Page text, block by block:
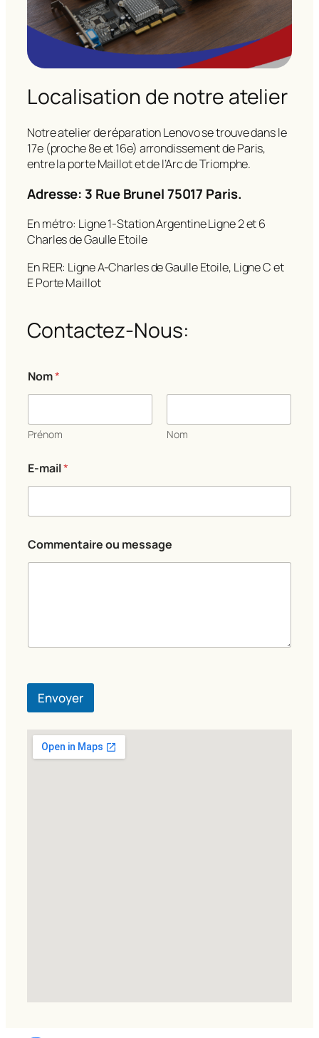
Localisation de notre atelier
Notre atelier de réparation Lenovo se trouve dans le
17e (proche 8e et 16e) arrondissement de Paris,
entre la porte Maillot et de l’Arc de Triomphe.
Adresse: 3 Rue Brunel 75017 Paris.
En métro: Ligne 1-Station Argentine Ligne 2 et 6
Charles de Gaulle Etoile
En RER: Ligne A-Charles de Gaulle Etoile, Ligne C et
E Porte Maillot
Contactez-Nous:
Nom*
Prénom Nom
E-mail*
-
m
Commentaire ou message
Envoyer